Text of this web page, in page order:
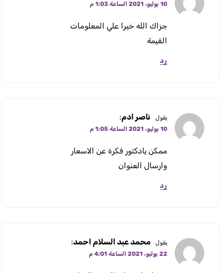
10 يوليو، 2021 الساعة 1:03 م
جزاك الله خيرا علي المعلومات
القيمة
رد
يقول ناصر ادم:
10 يوليو، 2021 الساعة 1:05 م
ممكن يادكتور فكرة عن الاسعار
وارسال العنوان
رد
يقول محمد عبد السلام احمد:
22 يوليو، 2021 الساعة 4:01 م